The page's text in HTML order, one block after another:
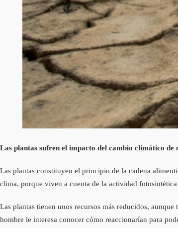
Las plantas sufren el impacto del cambio climático
Las plantas constituyen el principio de la cadena
clima, porque viven a cuenta de la actividad
Las plantas tienen unos recursos más reducidos,
hombre le interesa conocer cómo reaccionarían para